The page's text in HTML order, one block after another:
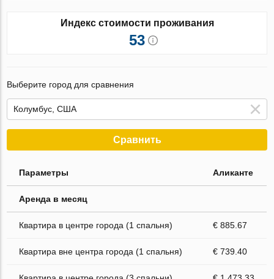
Индекс стоимости проживания
53
Выберите город для сравнения
Сравнить
Параметры Аликанте
Аренда в месяц
Квартира в центре города (1 спальня) € 885.67
Квартира вне центра города (1 спальня) € 739.40